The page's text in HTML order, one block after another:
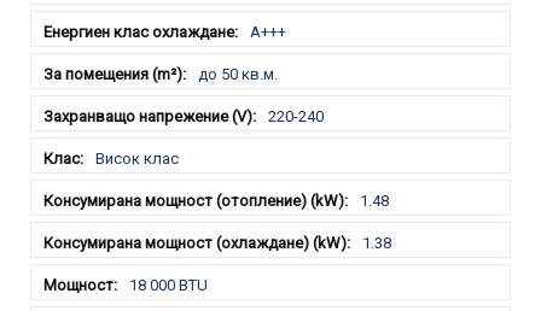
A+++
до 50 кв.м.
220-240
Висок клас
1.48
1.38
18 000 BTU